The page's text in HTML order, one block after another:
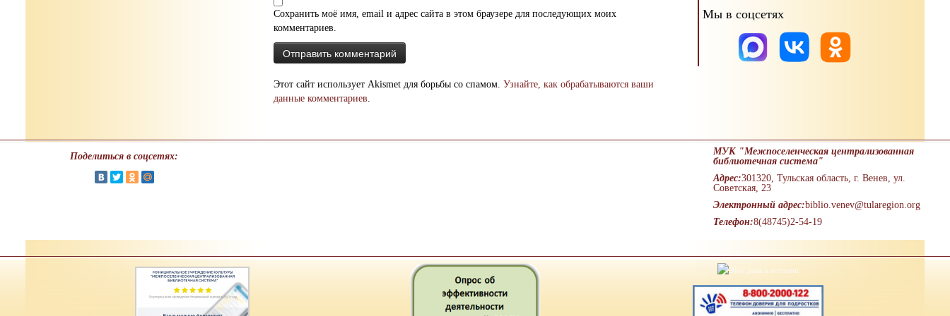
Сохранить моё имя, email и адрес сайта в этом браузере для последующих моих
комментариев.
Этот сайт использует Akismet для борьбы со спамом. Узнайте, как обрабатываются ваши
данные комментариев.
Мы в соцсетях
Поделиться в соцсетях:
МУК "Межпоселенческая централизованная
библиотечная система"
Адрес:301320, Тульская область, г. Венев, ул.
Советская, 23
Электронный адрес:biblio.venev@tularegion.org
Телефон:8(48745)2-54-19